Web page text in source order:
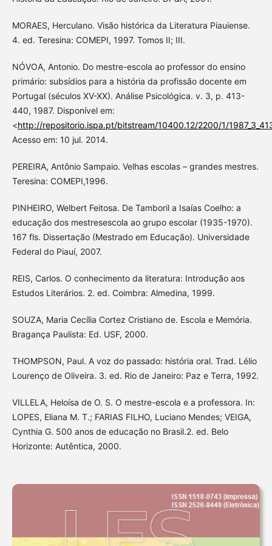
MORAES, Herculano. Visão histórica da Literatura Piauiense.
4. ed. Teresina: COMEPI, 1997. Tomos II; III.
NÓVOA, Antonio. Do mestre-escola ao professor do ensino
primário: subsídios para a história da profissão docente em
Portugal (séculos XV-XX). Análise Psicológica. v. 3, p. 413-
440, 1987. Disponível em:
<http://repositorio.ispa.pt/bitstream/10400.12/2200/1/
Acesso em: 10 jul. 2014.
PEREIRA, Antônio Sampaio. Velhas escolas – grandes mestres.
Teresina: COMEPI,1996.
PINHEIRO, Welbert Feitosa. De Tamboril a Isaías Coelho: a
educação dos mestresescola ao grupo escolar (1935-1970).
167 fls. Dissertação (Mestrado em Educação). Universidade
Federal do Piauí, 2007.
REIS, Carlos. O conhecimento da literatura: Introdução aos
Estudos Literários. 2. ed. Coimbra: Almedina, 1999.
SOUZA, Maria Cecília Cortez Cristiano de. Escola e Memória.
Bragança Paulista: Ed. USF, 2000.
THOMPSON, Paul. A voz do passado: história oral. Trad. Lélio
Lourenço de Oliveira. 3. ed. Rio de Janeiro: Paz e Terra, 1992.
VILLELA, Heloísa de O. S. O mestre-escola e a professora. In:
LOPES, Eliana M. T.; FARIAS FILHO, Luciano Mendes; VEIGA,
Cynthia G. 500 anos de educação no Brasil.2. ed. Belo
Horizonte: Autêntica, 2000.